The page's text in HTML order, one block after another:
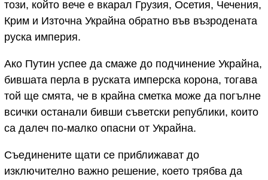
този, който вече е вкарал Грузия, Осетия, Чечения,
Крим и Източна Украйна обратно във възродената
руска империя.
Ако Путин успее да смаже до подчинение Украйна,
бившата перла в руската имперска корона, тогава
той ще смята, че в крайна сметка може да погълне
всички останали бивши съветски републики, които
са далеч по-малко опасни от Украйна.
Съединените щати се приближават до
изключително важно решение, което трябва да